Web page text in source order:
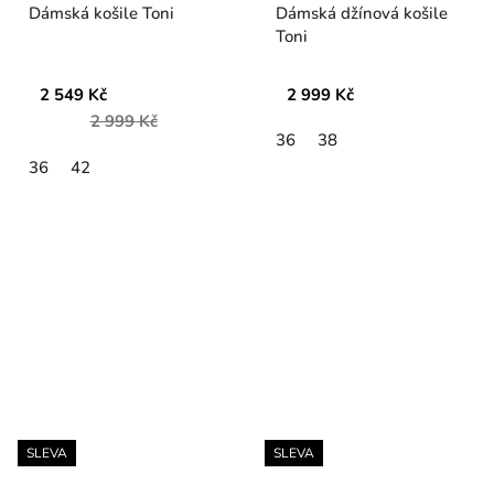
Dámská košile Toni
2 549 Kč
2 999 Kč
36 42
Dámská džínová košile
Toni
2 999 Kč
36 38
SLEVA SLEVA